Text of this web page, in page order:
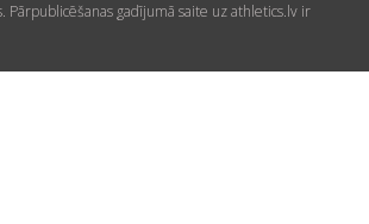
Pārpublicēšanas gadījumā saite uz athletics.lv ir